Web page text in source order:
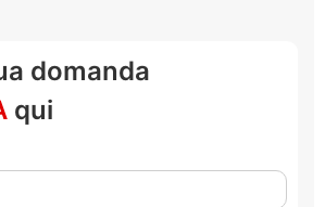
domanda
qui